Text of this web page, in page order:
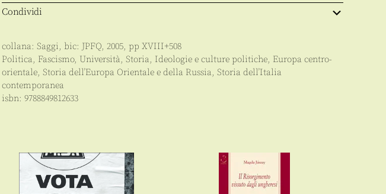
Condividi
collana: Saggi, bic: JPFQ, 2005, pp XVIII+508
Politica, Fascismo, Università, Storia, Ideologie e culture politiche, Europa centro-
orientale, Storia dell’Europa Orientale e della Russia, Storia dell’Italia
contemporanea
isbn: 9788849812633